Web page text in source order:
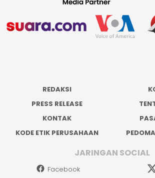
REDAKSI
PRESS RELEASE
KONTAK
KODE ETIK PERUSAHAAN
JARINGAN SOCIAL
Facebook